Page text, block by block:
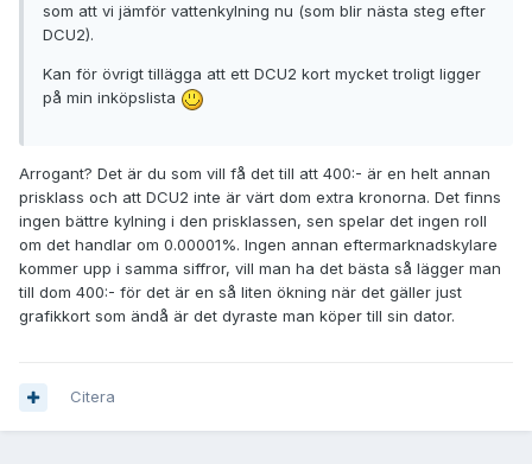
som att vi jämför vattenkylning nu (som blir nästa steg efter
DCU2).
Kan för övrigt tillägga att ett DCU2 kort mycket troligt ligger
på min inköpslista
Arrogant? Det är du som vill få det till att 400:- är en helt annan
prisklass och att DCU2 inte är värt dom extra kronorna. Det finns
ingen bättre kylning i den prisklassen, sen spelar det ingen roll
om det handlar om 0.00001%. Ingen annan eftermarknadskylare
kommer upp i samma siffror, vill man ha det bästa så lägger man
till dom 400:- för det är en så liten ökning när det gäller just
grafikkort som ändå är det dyraste man köper till sin dator.
Citera